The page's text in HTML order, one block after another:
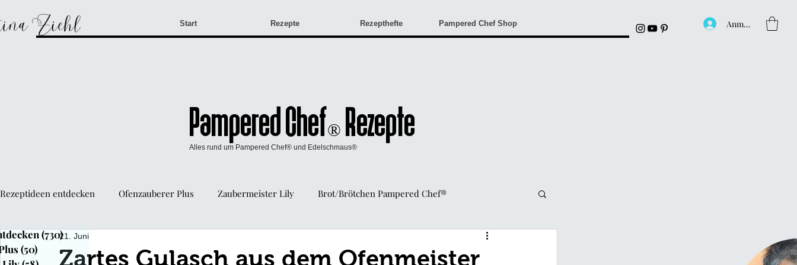
Start Rezepte Rezepthefte Pampered Chef Shop Anmelden
Rezeptideen entdecken Ofenzauberer Plus Zaubermeister Lily Brot/Brötchen Pampered Chef®
WürzFreunde Pampered Chef®
Zartes Gulasch aus dem Ofenmeister
21. Juni
Alles rund um Pampered Chef® und Edelschmaus®
Pampered Chef® Rezepte
(730)730 Beiträge
(50) 50 Beiträge